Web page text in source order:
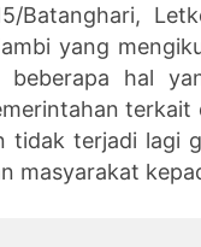
Batanghari,
yang
hal
terjadi lagi
masyarakat